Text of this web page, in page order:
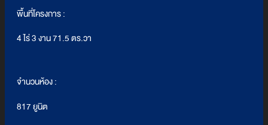
พื้นที่โครงการ :
4 ไร่ 3 งาน 71.5 ตร.วา
จำนวนห้อง :
817 ยูนิต